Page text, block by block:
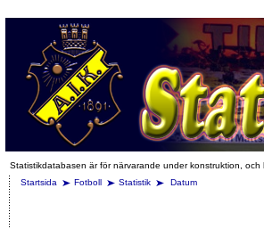
Statistikdatabasen är för närvarande under konstruktion,
Startsida
Fotboll Statistik Datum